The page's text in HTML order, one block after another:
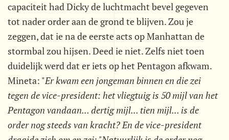
capaciteit had Dicky de luchtmacht bevel gegeven
tot nader order aan de grond te blijven. Zou je
zeggen, dat ie na de eerste acts op Manhattan de
stormbal zou hijsen. Deed ie niet. Zelfs niet toen
duidelijk werd dat er iets op het Pentagon afkwam.
Mineta: "Er kwam een jongeman binnen en die zei
tegen de vice-president: het vliegtuig is 50 mijl van het
Pentagon vandaan... dertig mijl... tien mijl... is de
order nog steeds van kracht? En de vice-president